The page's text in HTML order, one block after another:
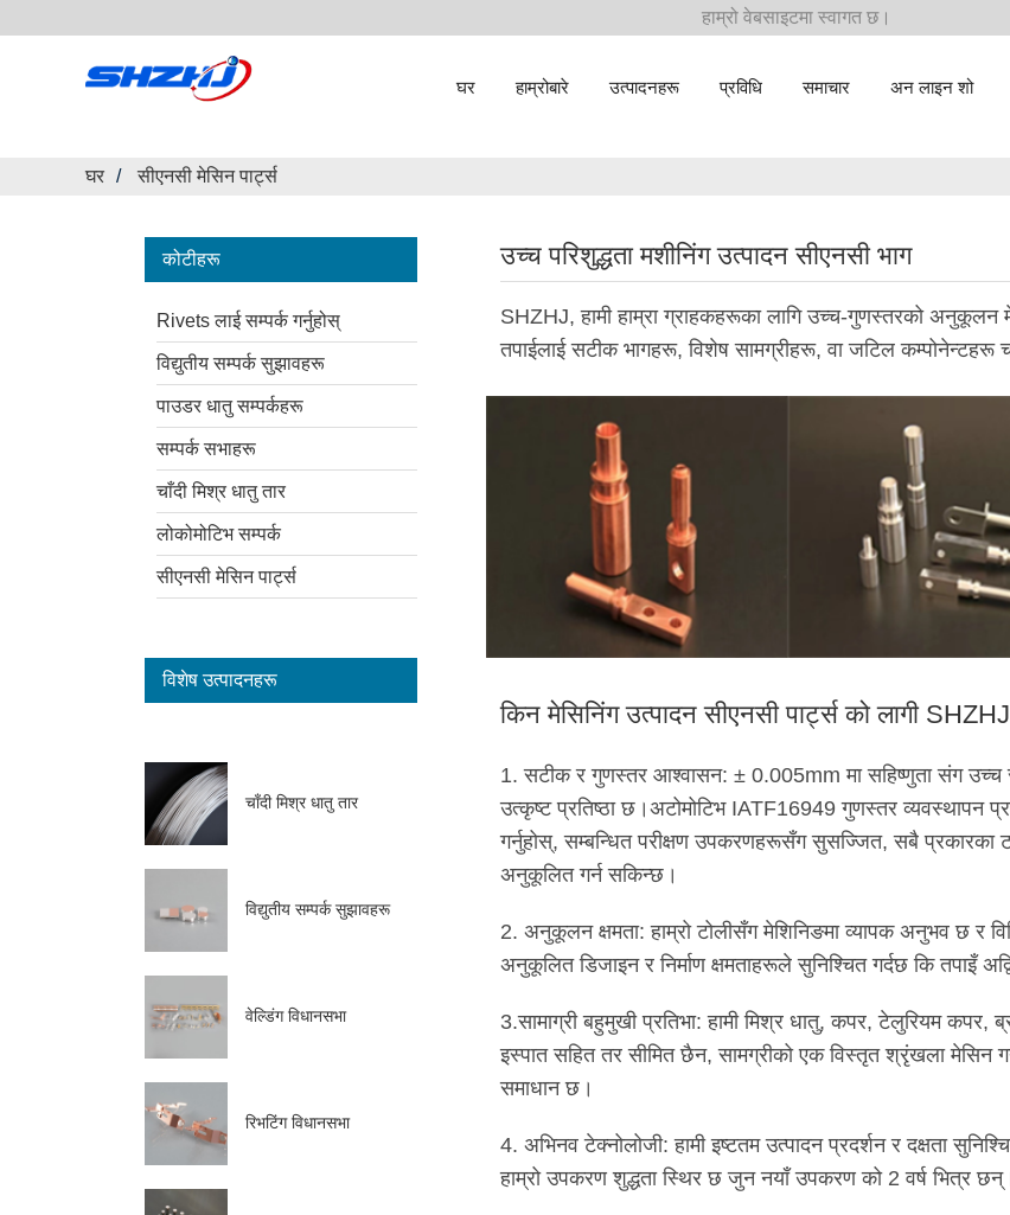
हाम्रो वेबसाइटमा स्वागत छ।
घर हाम्रोबारे उत्पादनहरू प्रविधि समाचार अन लाइन शो
घर सीएनसी मेसिन पार्ट्स
कोटीहरू
Rivets लाई सम्पर्क गर्नुहोस्
विद्युतीय सम्पर्क सुझावहरू
पाउडर धातु सम्पर्कहरू
सम्पर्क सभाहरू
चाँदी मिश्र धातु तार
लोकोमोटिभ सम्पर्क
सीएनसी मेसिन पार्ट्स
विशेष उत्पादनहरू
चाँदी मिश्र धातु तार
विद्युतीय सम्पर्क सुझावहरू
वेल्डिंग विधानसभा
रिभटिंग विधानसभा
उच्च परिशुद्धता मशीनिंग उत्पादन सीएनसी भाग
SHZHJ, हामी हाम्रा ग्राहकहरूका लागि उच्च-गुणस्तरको अनुकूलन
तपाईलाई सटीक भागहरू, विशेष सामग्रीहरू, वा जटिल कम्पोनेन्टहरू
किन मेसिनिंग उत्पादन सीएनसी पार्ट्स को लागी
1. सटीक र गुणस्तर आश्वासन: ± 0.005mm मा सहिष्णुता संग उच्च
उत्कृष्ट प्रतिष्ठा छ।अटोमोटिभ IATF16949 गुणस्तर व्यवस्थापन
गर्नुहोस्, सम्बन्धित परीक्षण उपकरणहरूसँग सुसज्जित, सबै प्रकारका
अनुकूलित गर्न सकिन्छ।
2. अनुकूलन क्षमता: हाम्रो टोलीसँग मेशिनिङमा व्यापक अनुभव छ र
अनुकूलित डिजाइन र निर्माण क्षमताहरूले सुनिश्चित गर्दछ कि तपाइँ
3.सामाग्री बहुमुखी प्रतिभा: हामी मिश्र धातु, कपर, टेलुरियम
इस्पात सहित तर सीमित छैन, सामग्रीको एक विस्तृत श्रृंखला मेसिन
समाधान छ।
4. अभिनव टेक्नोलोजी: हामी इष्टतम उत्पादन प्रदर्शन र दक्षता
हाम्रो उपकरण शुद्धता स्थिर छ जुन नयाँ उपकरण को 2 वर्ष भित्र